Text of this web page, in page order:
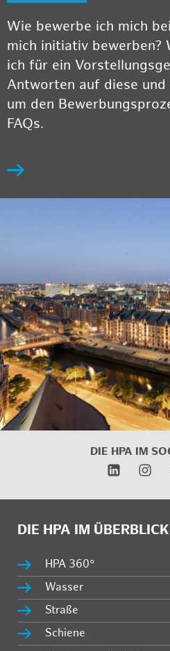
Wie bewerbe ich mich
mich initiativ bewerben?
ich für ein
Antworten auf diese
um den
FAQs.
DIE HPA IM
DIE HPA IM ÜBERBLICK
HPA 360°
Wasser
Straße
Schiene